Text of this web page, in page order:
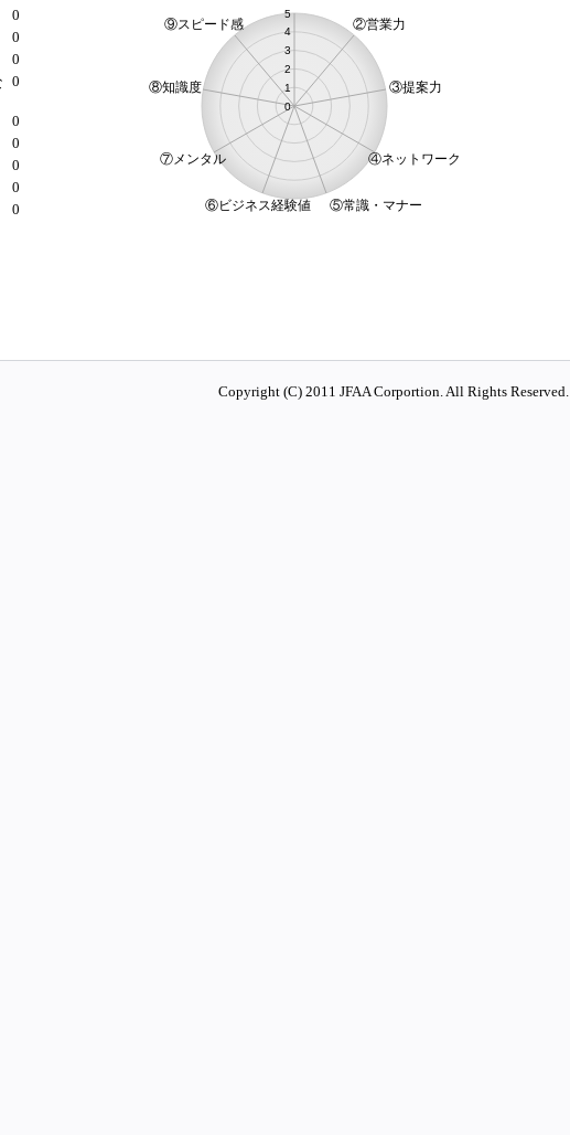
0
0
0
0
0
0
0
0
0
Copyright (C) 2011 JFAA Corportion. All Rights Reserved.